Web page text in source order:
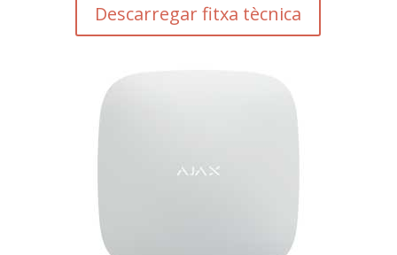
Descarregar fitxa tècnica